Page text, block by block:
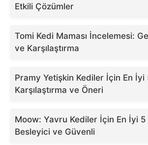
Etkili Çözümler
Tomi Kedi Maması İncelemesi:
ve Karşılaştırma
Pramy Yetişkin Kediler İçin En
Karşılaştırma ve Öneri
Moow: Yavru Kediler İçin En İyi
Besleyici ve Güvenli